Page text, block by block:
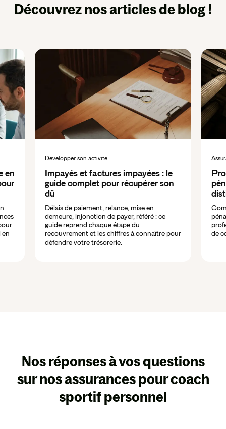
Découvrez nos articles de blog !
en
en
Développer son activité
Impayés et factures impayées : le
guide complet pour récupérer son
dû
Délais de paiement, relance, mise en
demeure, injonction de payer, référé : ce
guide reprend chaque étape du
recouvrement et les chiffres à connaître pour
défendre votre trésorerie.
de
Nos réponses à vos questions
sur nos assurances pour coach
sportif personnel